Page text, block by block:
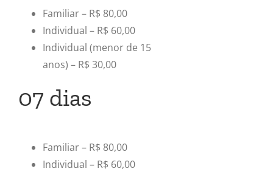
Familiar – R$ 80,00
Individual – R$ 60,00
Individual (menor de 15
anos) – R$ 30,00
07 dias
Familiar – R$ 80,00
Individual – R$ 60,00